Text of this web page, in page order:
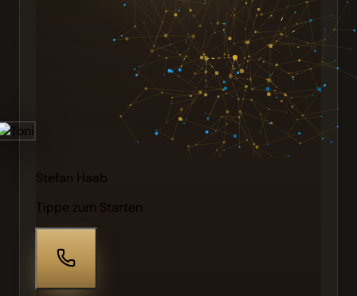
Stefan Haab
Tippe zum Starten